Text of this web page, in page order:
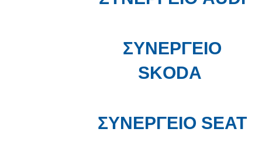
ΣΥΝΕΡΓΕΙΟ
SKODA
ΣΥΝΕΡΓΕΙΟ SEAT